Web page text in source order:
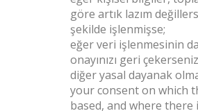
göre artık lazım
şekilde işlenmişse;
eğer veri işlenmesinin
onayınızı geri
diğer yasal dayanak
your consent on which
based, and where